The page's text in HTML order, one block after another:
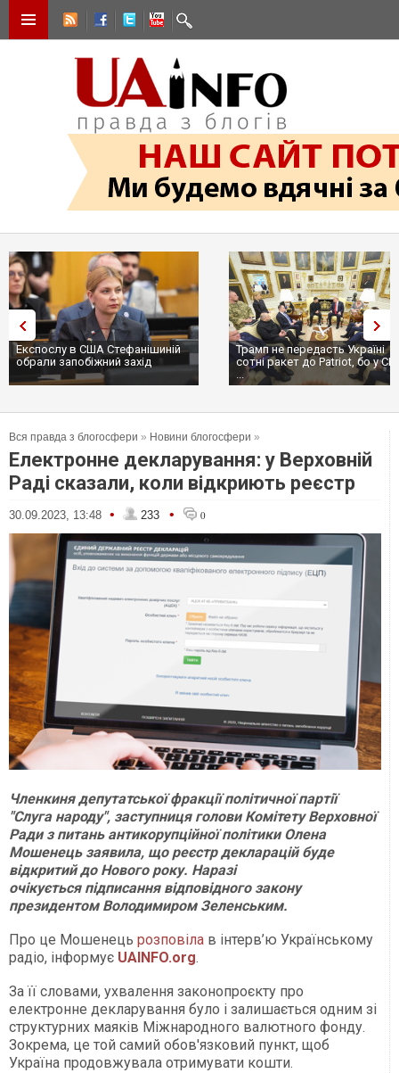
Експослу в США Стефанішиній
обрали запобіжний захід
Трамп не передасть Україні
сотні ракет до Patriot, бо у
...
Вся правда з блогосфери » Новини блогосфери »
Електронне декларування: у Верховній
Раді сказали, коли відкриють реєстр
30.09.2023, 13:48 • 233 • 0
Членкиня депутатської фракції політичної партії
"Слуга народу", заступниця голови Комітету Верховної
Ради з питань антикорупційної політики Олена
Мошенець заявила, що реєстр декларацій буде
відкритий до Нового року. Наразі
очікується підписання відповідного закону
президентом Володимиром Зеленським.
Про це Мошенець розповіла в інтерв’ю Українському
радіо, інформує UAINFO.org.
За її словами, ухвалення законопроєкту про
електронне декларування було і залишається одним зі
структурних маяків Міжнародного валютного фонду.
Зокрема, це той самий обов'язковий пункт, щоб
Україна продовжувала отримувати кошти.